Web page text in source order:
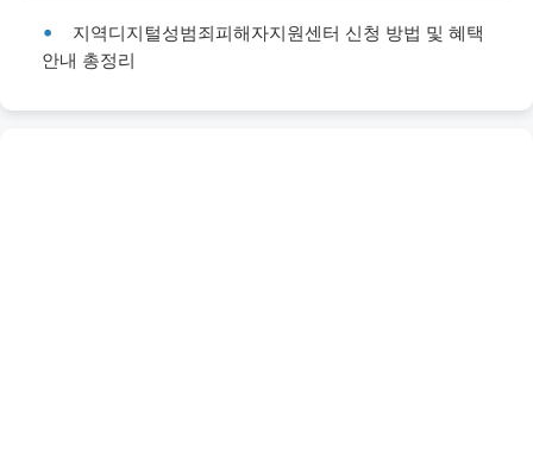
지역디지털성범죄피해자지원센터 신청 방법 및 혜택
안내 총정리